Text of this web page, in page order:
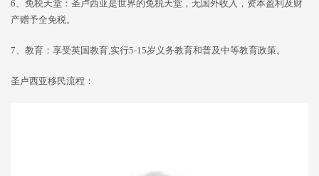
6、免税天堂：圣卢西亚是世界的免税天堂，无国外收入，资本盈利及财
产赠予全免税。
7、教育：享受英国教育,实行5-15岁义务教育和普及中等教育政策。
圣卢西亚移民流程：